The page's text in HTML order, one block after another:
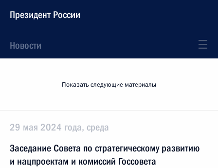
Президент России
Новости
Показать следующие материалы
29 мая 2024 года, среда
Заседание Совета по стратегическому развитию
и нацпроектам и комиссий Госсовета